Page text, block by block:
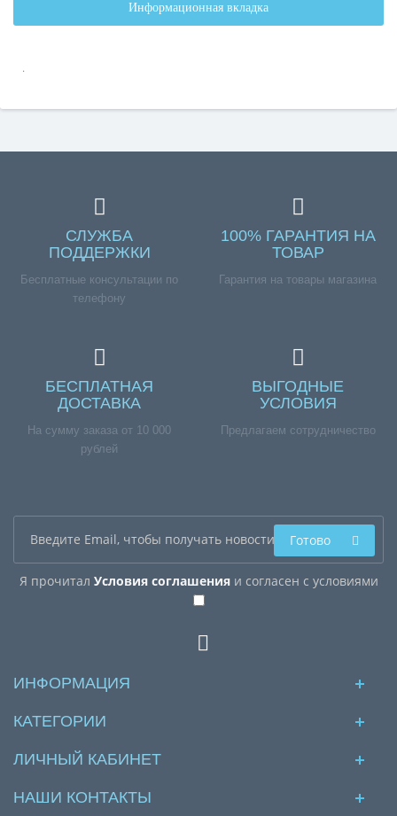
Информационная вкладка
.
СЛУЖБА
ПОДДЕРЖКИ
Бесплатные консультации по
телефону
100% ГАРАНТИЯ НА
ТОВАР
Гарантия на товары магазина
БЕСПЛАТНАЯ
ДОСТАВКА
На сумму заказа от 10 000
рублей
ВЫГОДНЫЕ
УСЛОВИЯ
Предлагаем сотрудничество
Я прочитал Условия соглашенияи согласен с условиями
Готово
ИНФОРМАЦИЯ
КАТЕГОРИИ
ЛИЧНЫЙ КАБИНЕТ
НАШИ КОНТАКТЫ